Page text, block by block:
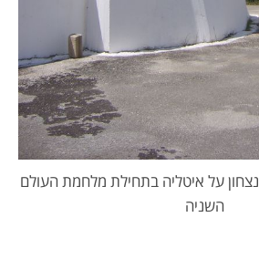
על איטליה בתחילת מלחמת העולם
השניה